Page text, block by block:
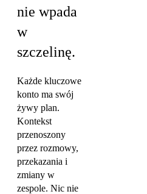
nie wpada
w
szczelinę.
Każde kluczowe
konto ma swój
żywy plan.
Kontekst
przenoszony
przez rozmowy,
przekazania i
zmiany w
zespole. Nic nie